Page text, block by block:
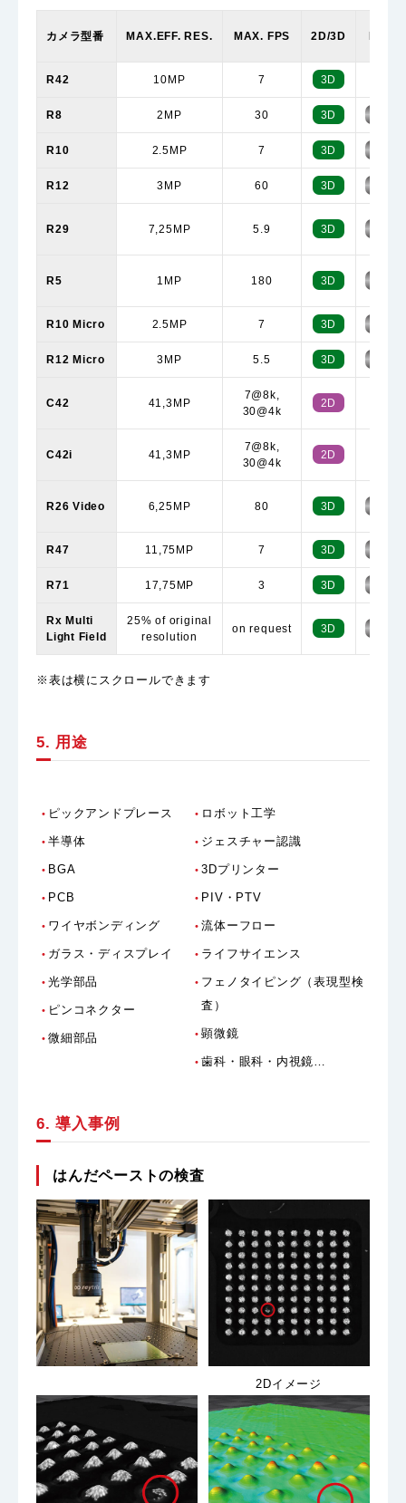
カメラ型番 MAX.EFF. RES. MAX. FPS 2D/3D MONO
R42 10MP 7 3D
R8 2MP 30 3D MONO
R10 2.5MP 7 3D MONO
R12 3MP 60 3D MONO
R29 7,25MP 5.9 3D MONO
R5 1MP 180 3D MONO
R10 Micro 2.5MP 7 3D MONO
R12 Micro 3MP 5.5 3D MONO
C42 41,3MP
7@8k,
30@4k
2D
C42i 41,3MP
7@8k,
30@4k
2D
R26 Video 6,25MP 80 3D MONO
R47 11,75MP 7 3D MONO
R71 17,75MP 3 3D MONO
Rx Multi
Light Field
25% of original
resolution
on request 3D MONO
※表は横にスクロールできます
5. 用途
ピックアンドプレース
半導体
BGA
PCB
ワイヤボンディング
ガラス・ディスプレイ
光学部品
ピンコネクター
微細部品
ロボット工学
ジェスチャー認識
3Dプリンター
PIV・PTV
流体ーフロー
ライフサイエンス
フェノタイピング（表現型検
査）
顕微鏡
歯科・眼科・内視鏡…
6. 導入事例
はんだペーストの検査
2Dイメージ